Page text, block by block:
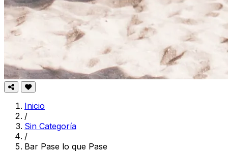
Inicio
/
Sin Categoría
/
Bar Pase lo que Pase